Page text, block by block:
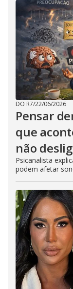
DO R7/22/06/2026
Pensar
que
não
Psicanalista
podem afetar